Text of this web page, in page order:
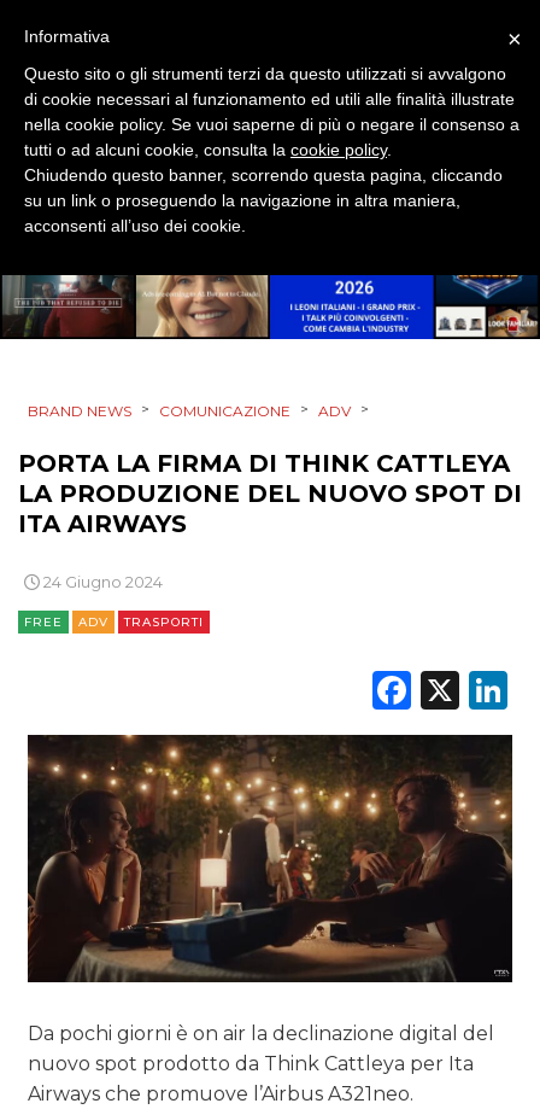
TV
RICERCHE
NORMATIVE
TREND
CASE HISTORY
OPINIONI
BRAND NEWS > COMUNICAZIONE > ADV >
PORTA LA FIRMA DI THINK CATTLEYA
LA PRODUZIONE DEL NUOVO SPOT DI
ITA AIRWAYS
24 Giugno 2024
FREE ADV TRASPORTI
X
Da pochi giorni è on air la declinazione digital del
nuovo spot prodotto da Think Cattleya per Ita
Airways che promuove l’Airbus A321neo.
×
Informativa
Questo sito o gli strumenti terzi da questo utilizzati si avvalgono
di cookie necessari al funzionamento ed utili alle finalità illustrate
nella cookie policy. Se vuoi saperne di più o negare il consenso a
tutti o ad alcuni cookie, consulta la cookie policy.
Chiudendo questo banner, scorrendo questa pagina, cliccando
su un link o proseguendo la navigazione in altra maniera,
acconsenti all’uso dei cookie.